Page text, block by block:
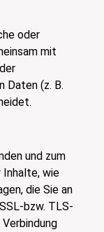
oder
mit
Daten (z. B.
und zum
Inhalte, wie
die Sie an
bzw. TLS-